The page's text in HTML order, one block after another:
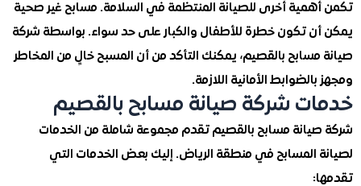
أخرى للصيانة المنتظمة في السلامة. مسابح غير صحية
تكون خطرة للأطفال والكبار على حد سواء. بواسطة شركة
بالقصيم، يمكنك التأكد من أن المسبح خالٍ من المخاطر
الأمانية اللازمة.
شركة صيانة مسابح بالقصيم
مسابح بالقصيم تقدم مجموعة شاملة من الخدمات
المسابح في منطقة الرياض. إليك بعض الخدمات التي